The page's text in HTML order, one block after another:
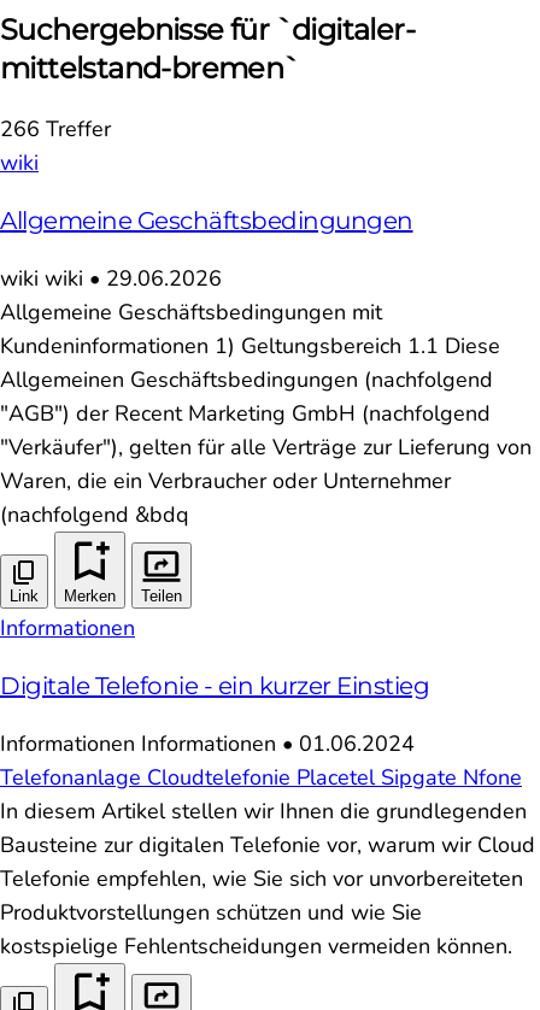
Suchergebnisse für `digitaler-
mittelstand-bremen`
266 Treffer
wiki
Allgemeine Geschäftsbedingungen
wiki wiki • 29.06.2026
Allgemeine Geschäftsbedingungen mit
Kundeninformationen 1) Geltungsbereich 1.1 Diese
Allgemeinen Geschäftsbedingungen (nachfolgend
"AGB") der Recent Marketing GmbH (nachfolgend
"Verkäufer"), gelten für alle Verträge zur Lieferung von
Waren, die ein Verbraucher oder Unternehmer
(nachfolgend &bdq
Link Merken Teilen
Informationen
Digitale Telefonie - ein kurzer Einstieg
Informationen Informationen • 01.06.2024
Telefonanlage Cloudtelefonie Placetel Sipgate Nfone
In diesem Artikel stellen wir Ihnen die grundlegenden
Bausteine zur digitalen Telefonie vor, warum wir Cloud
Telefonie empfehlen, wie Sie sich vor unvorbereiteten
Produktvorstellungen schützen und wie Sie
kostspielige Fehlentscheidungen vermeiden können.